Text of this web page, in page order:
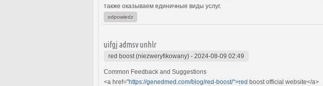
также оказываем единичные виды услуг.
odpowiedz
uifgj admsv unhlr
red boost (niezweryfikowany) - 2024-08-09 02:49
Common Feedback and Suggestions
<a href="https://genedmed.com/blog/red-boost/">red boost official website</a>